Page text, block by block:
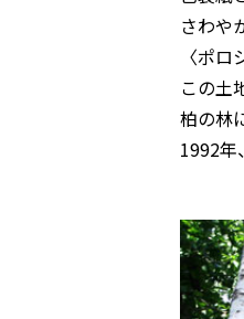
さわや
〈ポ
この土
柏の林
1992年